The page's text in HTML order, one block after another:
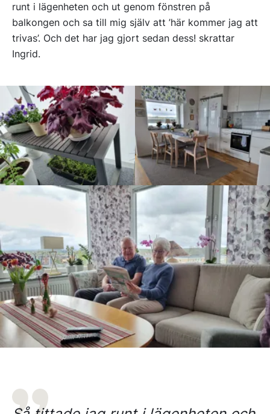
runt i lägenheten och ut genom fönstren på
balkongen och sa till mig själv att ’här kommer jag att
trivas’. Och det har jag gjort sedan dess! skrattar
Ingrid.